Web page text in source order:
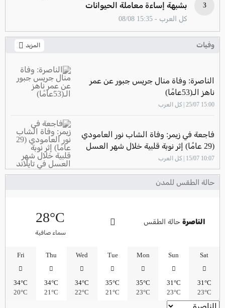
حالة الطقس للمدن
الناصرةحالة الطقس 28°C
سماء صافية
Sat
31°C
23°C
Sun
31°C
23°C
Mon
35°C
23°C
Tue
35°C
21°C
Wed
34°C
22°C
Thu
34°C
21°C
Fri
34°C
20°C
3
بشبهة إساءة معاملة الحيوانات
كل العرب - 15:35 08/08
وفيات المزيد
الناصرة: وفاة منال جريس جبور عن عمر
ناهز الـ(53عامًا)
15:00 25/07 | كل العرب
فاجعة في زيمر: وفاة الشاب نور العامودي
(29 عامًا) إثر نوبة قلبية خلال شهر العسل
في تايلاند
10:07 15/07 | كل العرب